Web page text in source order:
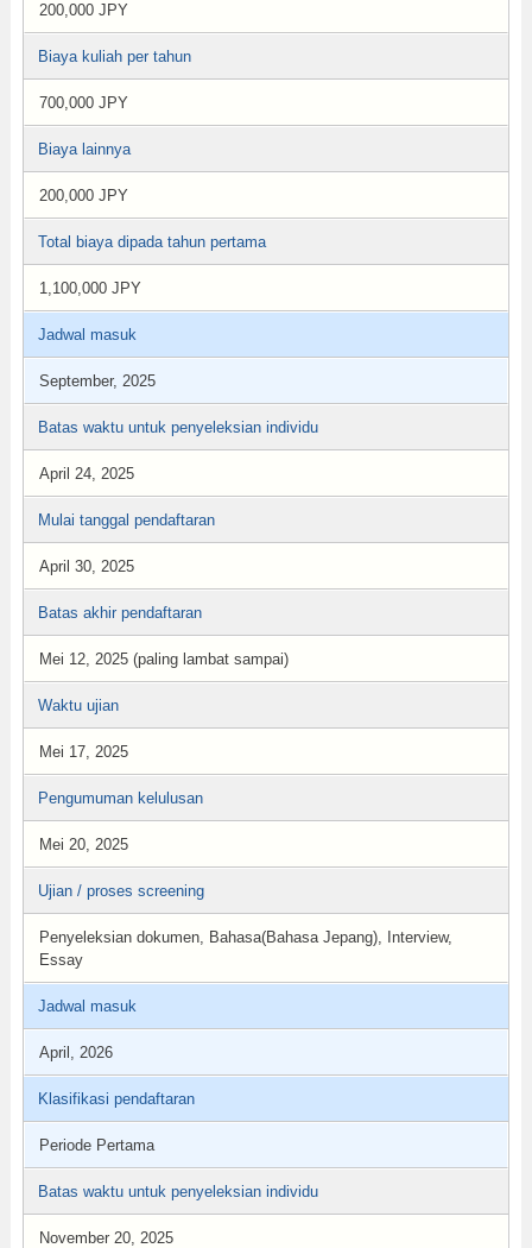
200,000 JPY
Biaya kuliah per tahun
700,000 JPY
Biaya lainnya
200,000 JPY
Total biaya dipada tahun pertama
1,100,000 JPY
Jadwal masuk
September, 2025
Batas waktu untuk penyeleksian individu
April 24, 2025
Mulai tanggal pendaftaran
April 30, 2025
Batas akhir pendaftaran
Mei 12, 2025 (paling lambat sampai)
Waktu ujian
Mei 17, 2025
Pengumuman kelulusan
Mei 20, 2025
Ujian / proses screening
Penyeleksian dokumen, Bahasa(Bahasa Jepang), Interview,
Essay
Jadwal masuk
April, 2026
Klasifikasi pendaftaran
Periode Pertama
Batas waktu untuk penyeleksian individu
November 20, 2025